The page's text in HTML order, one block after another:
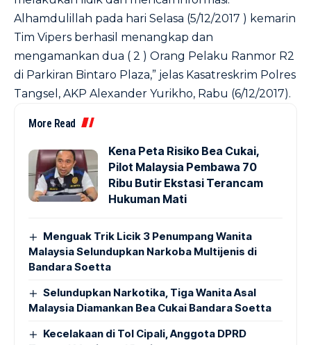
Alhamdulillah pada hari Selasa (5/12/2017 ) kemarin
Tim Vipers berhasil menangkap dan
mengamankan dua ( 2 ) Orang Pelaku Ranmor R2
di Parkiran Bintaro Plaza,” jelas Kasatreskrim Polres
Tangsel, AKP Alexander Yurikho, Rabu (6/12/2017).
More Read
Kena Peta Risiko Bea Cukai,
Pilot Malaysia Pembawa 70
Ribu Butir Ekstasi Terancam
Hukuman Mati
Menguak Trik Licik 3 Penumpang Wanita
Malaysia Selundupkan Narkoba Multijenis di
Bandara Soetta
Selundupkan Narkotika, Tiga Wanita Asal
Malaysia Diamankan Bea Cukai Bandara Soetta
Kecelakaan di Tol Cipali, Anggota DPRD